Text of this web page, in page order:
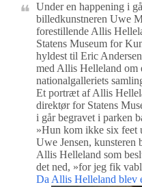
Under en happening i
billedkunstneren Uwe
forestillende Allis
Statens Museum for
hyldest til Eric
med Allis Helleland om
nationalgalleriets
Et portræt af Allis
direktør for Statens
i går begravet i parken
»Hun kom ikke six feet
Uwe Jensen, kunsteren
Allis Helleland som
det ned, »for jeg fik
Da Allis Helleland blev